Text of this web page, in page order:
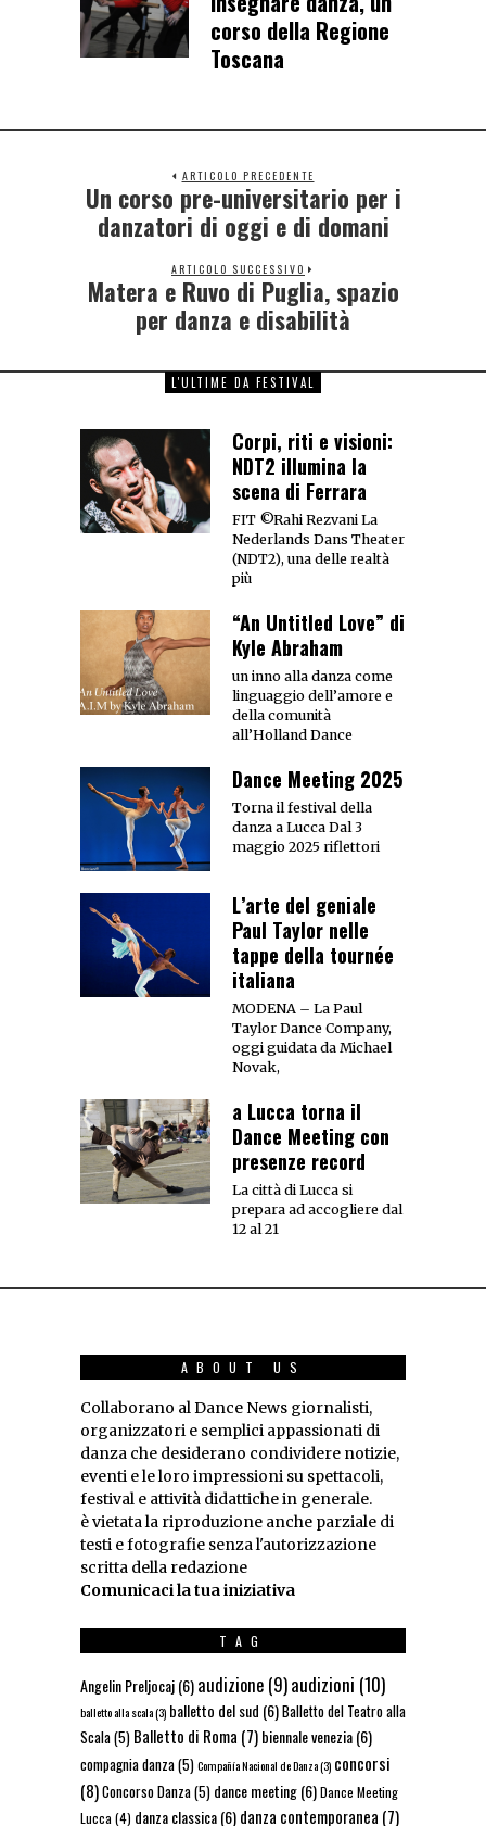
corso della Regione
Toscana
ARTICOLO PRECEDENTE
Un corso pre-universitario per i
danzatori di oggi e di domani
ARTICOLO SUCCESSIVO
Matera e Ruvo di Puglia, spazio
per danza e disabilità
L'ULTIME DA FESTIVAL
Corpi, riti e visioni:
NDT2 illumina la
scena di Ferrara
FIT ©Rahi Rezvani La
Nederlands Dans Theater
(NDT2), una delle realtà
più
“An Untitled Love” di
Kyle Abraham
un inno alla danza come
linguaggio dell’amore e
della comunità
all’Holland Dance
Dance Meeting 2025
Torna il festival della
danza a Lucca Dal 3
maggio 2025 riflettori
L’arte del geniale
Paul Taylor nelle
tappe della tournée
italiana
MODENA – La Paul
Taylor Dance Company,
oggi guidata da Michael
Novak,
a Lucca torna il
Dance Meeting con
presenze record
La città di Lucca si
prepara ad accogliere dal
12 al 21
ABOUT US
Collaborano al Dance News giornalisti,
organizzatori e semplici appassionati di
danza che desiderano condividere notizie,
eventi e le loro impressioni su spettacoli,
festival e attività didattiche in generale.
è vietata la riproduzione anche parziale di
testi e fotografie senza l'autorizzazione
scritta della redazione
Comunicaci la tua iniziativa
TAG
Angelin Preljocaj(6)audizione (9)audizioni (10)
balletto alla scala(3) balletto del sud (6)Balletto del Teatro alla
Scala(5) Balletto di Roma (7)biennale venezia(6)
compagnia danza(5)Compañía Nacional de Danza(3) concorsi
(8)Concorso Danza(5) dance meeting(6)Dance Meeting
Lucca (4) danza classica(6)danza contemporanea (7)